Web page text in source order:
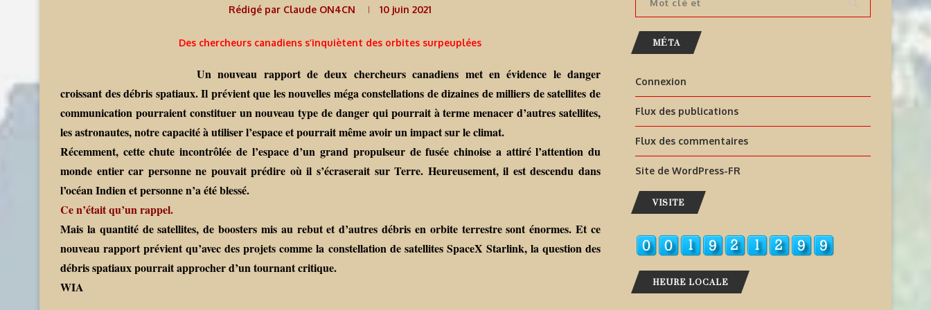
Rédigé par Claude ON4CN 10 juin 2021
Des chercheurs canadiens s’inquiètent des orbites surpeuplées
Un nouveau rapport de deux chercheurs canadiens met en évidence le danger
croissant des débris spatiaux. Il prévient que les nouvelles méga constellations de dizaines de milliers de satellites de
communication pourraient constituer un nouveau type de danger qui pourrait à terme menacer d’autres satellites,
les astronautes, notre capacité à utiliser l’espace et pourrait même avoir un impact sur le climat.
Récemment, cette chute incontrôlée de l’espace d’un grand propulseur de fusée chinoise a attiré l’attention du
monde entier car personne ne pouvait prédire où il s’écraserait sur Terre. Heureusement, il est descendu dans
l’océan Indien et personne n’a été blessé.
Ce n’était qu’un rappel.
Mais la quantité de satellites, de boosters mis au rebut et d’autres débris en orbite terrestre sont énormes. Et ce
nouveau rapport prévient qu’avec des projets comme la constellation de satellites SpaceX Starlink, la question des
débris spatiaux pourrait approcher d’un tournant critique.
WIA
MÉTA
Connexion
Flux des publications
Flux des commentaires
Site de WordPress-FR
VISITE
HEURE LOCALE